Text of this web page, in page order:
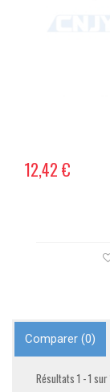
12,42 €
Comparer (0)
Résultats 1 - 1 sur